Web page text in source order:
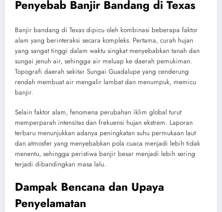
Penyebab Banjir Bandang di Texas
Banjir bandang di Texas dipicu oleh kombinasi beberapa faktor
alam yang berinteraksi secara kompleks. Pertama, curah hujan
yang sangat tinggi dalam waktu singkat menyebabkan tanah dan
sungai jenuh air, sehingga air meluap ke daerah pemukiman.
Topografi daerah sekitar Sungai Guadalupe yang cenderung
rendah membuat air mengalir lambat dan menumpuk, memicu
banjir.
Selain faktor alam, fenomena perubahan iklim global turut
memperparah intensitas dan frekuensi hujan ekstrem. Laporan
terbaru menunjukkan adanya peningkatan suhu permukaan laut
dan atmosfer yang menyebabkan pola cuaca menjadi lebih tidak
menentu, sehingga peristiwa banjir besar menjadi lebih sering
terjadi dibandingkan masa lalu.
Dampak Bencana dan Upaya
Penyelamatan